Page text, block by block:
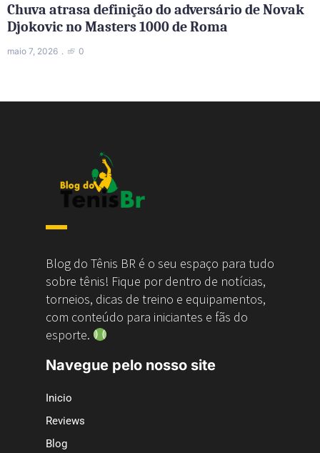
Chuva atrasa definição do adversário de Novak
Djokovic no Masters 1000 de Roma
maio 7, 2026 0
Blog do Tênis BR é o seu espaço para tudo
sobre tênis! Fique por dentro de notícias,
torneios, dicas de treino e equipamentos,
com conteúdo para iniciantes e fãs do
esporte.
Navegue pelo nosso site
Inicio
Reviews
Blog